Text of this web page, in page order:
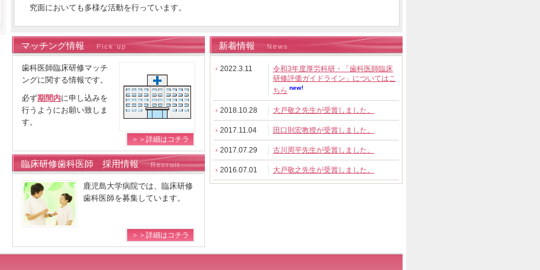
究面においても多様な活動を行っています。
マッチング情報 Pick up
歯科医師臨床研修マッチ
ングに関する情報です。
必ず期間内に申し込みを
行うようにお願い致しま
す。
＞＞詳細はコチラ
臨床研修歯科医師 採用情報 Recruit
鹿児島大学病院では、臨床研修
歯科医師を募集しています。
＞＞詳細はコチラ
新着情報 News
2022.3.11
令和3年度厚労科研・「歯科医師臨床
研修評価ガイドライン」についてはこ
ちら new!
2018.10.28 大戸敬之先生が受賞しました。
2017.11.04 田口則宏教授が受賞しました。
2017.07.29 古川周平先生が受賞しました。
2016.07.01 大戸敬之先生が受賞しました。